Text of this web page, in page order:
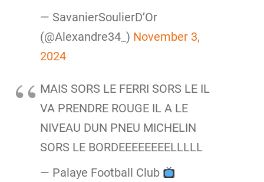
— SavanierSoulierD’Or
(@Alexandre34_) November 3,
2024
MAIS SORS LE FERRI SORS LE IL
VA PRENDRE ROUGE IL A LE
NIVEAU DUN PNEU MICHELIN
SORS LE BORDEEEEEEEELLLLL
— Palaye Football Club